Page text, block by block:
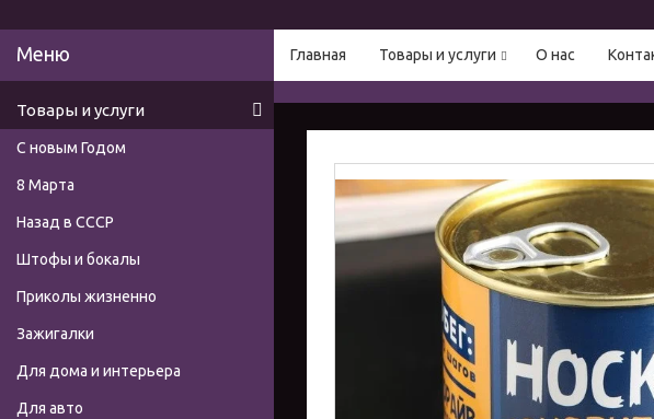
Главная Товары и услуги О нас
Товары и услуги
С новым Годом
8 Марта
Назад в СССР
Штофы и бокалы
Приколы жизненно
Зажигалки
Для дома и интерьера
Для авто